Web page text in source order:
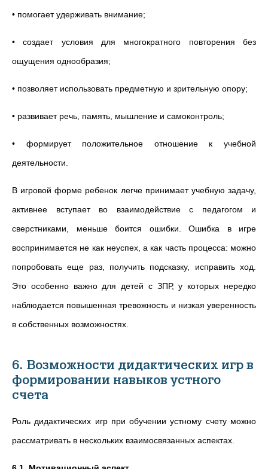
• помогает удерживать внимание;
• создает условия для многократного повторения без
ощущения однообразия;
• позволяет использовать предметную и зрительную опору;
• развивает речь, память, мышление и самоконтроль;
• формирует положительное отношение к учебной
деятельности.
В игровой форме ребенок легче принимает учебную задачу,
активнее вступает во взаимодействие с педагогом и
сверстниками, меньше боится ошибки. Ошибка в игре
воспринимается не как неуспех, а как часть процесса: можно
попробовать еще раз, получить подсказку, исправить ход.
Это особенно важно для детей с ЗПР, у которых нередко
наблюдается повышенная тревожность и низкая уверенность
в собственных возможностях.
6. Возможности дидактических игр в
формировании навыков устного
счета
Роль дидактических игр при обучении устному счету можно
рассматривать в нескольких взаимосвязанных аспектах.